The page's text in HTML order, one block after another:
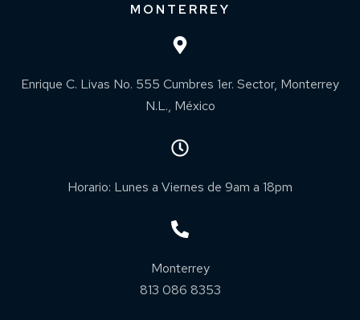
MONTERREY
Enrique C. Livas No. 555 Cumbres 1er. Sector, Monterrey
N.L., México
Horario: Lunes a Viernes de 9am a 18pm
Monterrey
813 086 8353